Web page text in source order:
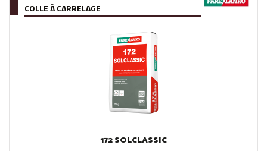
COLLE À CARRELAGE
172 SOLCLASSIC